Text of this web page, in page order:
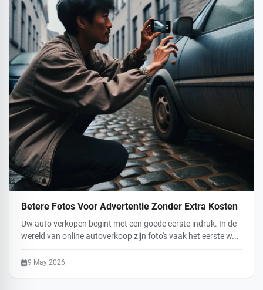
Betere Fotos Voor Advertentie Zonder Extra Kosten
Uw auto verkopen begint met een goede eerste indruk. In de
wereld van online autoverkoop zijn foto's vaak het eerste w...
9 May 2026